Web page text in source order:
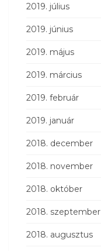
2019. július
2019. június
2019. május
2019. március
2019. február
2019. január
2018. december
2018. november
2018. október
2018. szeptember
2018. augusztus